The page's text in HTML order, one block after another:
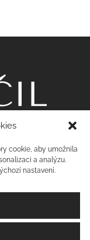
cookie, aby umožnila
a analýzu.
nastavení.